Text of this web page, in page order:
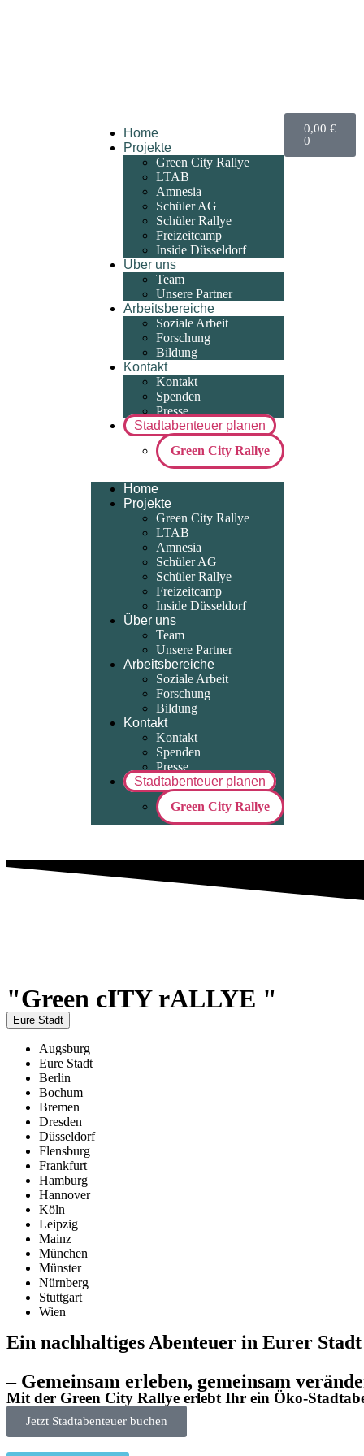
Home
Projekte
Green City Rallye
LTAB
Amnesia
Schüler AG
Schüler Rallye
Freizeitcamp
Inside Düsseldorf
Über uns
Team
Unsere Partner
Arbeitsbereiche
Soziale Arbeit
Forschung
Bildung
Kontakt
Kontakt
Spenden
Presse
Stadtabenteuer planen
Green City Rallye
Home
Projekte
Green City Rallye
LTAB
Amnesia
Schüler AG
Schüler Rallye
Freizeitcamp
Inside Düsseldorf
Über uns
Team
Unsere Partner
Arbeitsbereiche
Soziale Arbeit
Forschung
Bildung
Kontakt
Kontakt
Spenden
Presse
Stadtabenteuer planen
Green City Rallye
0,00 €
0
"Green cITY rALLYE "
Eure Stadt
Augsburg
Eure Stadt
Berlin
Bochum
Bremen
Dresden
Düsseldorf
Flensburg
Frankfurt
Hamburg
Hannover
Köln
Leipzig
Mainz
München
Münster
Nürnberg
Stuttgart
Wien
Ein nachhaltiges Abenteuer in Eurer Stadt
– Gemeinsam erleben, gemeinsam
Mit der Green City Rallye erlebt Ihr ein Öko-
Jetzt Stadtabenteuer buchen